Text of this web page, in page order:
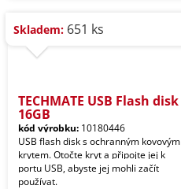
Skladem: 651 ks
TECHMATE USB Flash disk
16GB
kód výrobku: 10180446
USB flash disk s ochranným kovovým
krytem. Otočte kryt a připojte jej k
portu USB, abyste jej mohli začít
používat.